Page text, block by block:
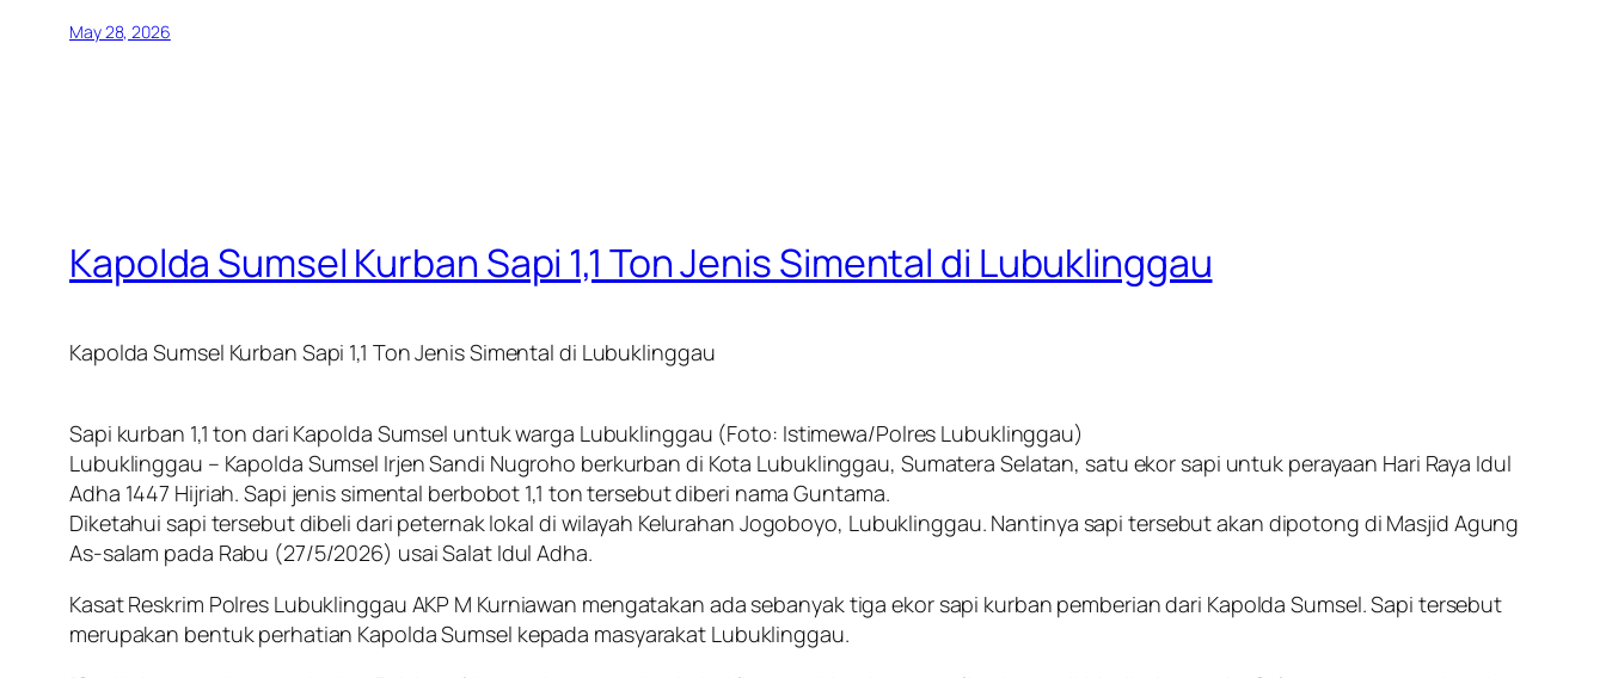
May 28, 2026
Kapolda Sumsel Kurban Sapi 1,1 Ton Jenis Simental di Lubuklinggau
Kapolda Sumsel Kurban Sapi 1,1 Ton Jenis Simental di Lubuklinggau
Sapi kurban 1,1 ton dari Kapolda Sumsel untuk warga Lubuklinggau (Foto: Istimewa/Polres Lubuklinggau)
Lubuklinggau – Kapolda Sumsel Irjen Sandi Nugroho berkurban di Kota Lubuklinggau, Sumatera Selatan, satu ekor sapi untuk perayaan Hari Raya Idul
Adha 1447 Hijriah. Sapi jenis simental berbobot 1,1 ton tersebut diberi nama Guntama.
Diketahui sapi tersebut dibeli dari peternak lokal di wilayah Kelurahan Jogoboyo, Lubuklinggau. Nantinya sapi tersebut akan dipotong di Masjid Agung
As-salam pada Rabu (27/5/2026) usai Salat Idul Adha.
Kasat Reskrim Polres Lubuklinggau AKP M Kurniawan mengatakan ada sebanyak tiga ekor sapi kurban pemberian dari Kapolda Sumsel. Sapi tersebut
merupakan bentuk perhatian Kapolda Sumsel kepada masyarakat Lubuklinggau.